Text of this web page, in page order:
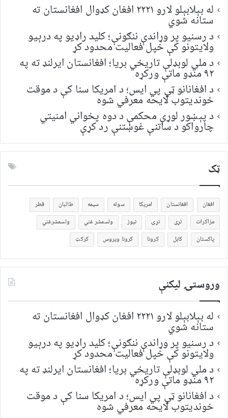
له بېلابېلو لارو ۲۲۲۱ افغان کډوال افغانستان ته
ستانه شوي
د رسنیو پر وړاندې ننګونې؛ کلید راډیو په درېیو
ولایتونو کې خپل فعالیت محدود کړ
د ملي لوبډلې تاریخي بریا؛ افغانستان ایرلنډ ته په
۹۲ منډو ماتې ورکړه
د افغانانو ټي پي ایس؛ د امریکا سنا کې د موقت
خونديتوب لایحه معرفي شوه
د پېښور لوړې محکمې د دوه پخواني امنیتي
چارواکو د ساتنې غوښتنې رد کړې
ټک
افغان افغانستان امریکا سوله سیمه طالبان
قطر
مزاکرات
نړی نړۍ نیوز ولسمشر غني
ولسمشرغني
پاکستان
کابل کرونا کرونا ویروس کرکټ
وروستۍ ليکنې
له بېلابېلو لارو ۲۲۲۱ افغان کډوال افغانستان ته
ستانه شوي
د رسنیو پر وړاندې ننګونې؛ کلید راډیو په درېیو
ولایتونو کې خپل فعالیت محدود کړ
د ملي لوبډلې تاریخي بریا؛ افغانستان ایرلنډ ته په
۹۲ منډو ماتې ورکړه
د افغانانو ټي پي ایس؛ د امریکا سنا کې د موقت
خونديتوب لایحه معرفي شوه